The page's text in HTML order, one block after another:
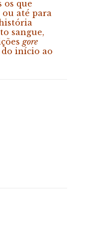
os que
até para
sangue,
gore
do início ao